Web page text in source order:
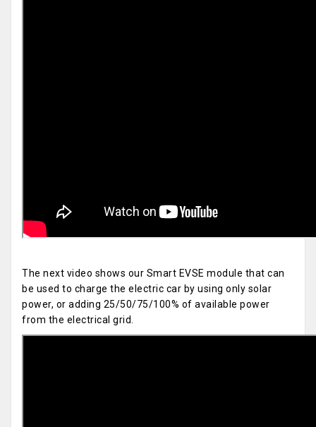
The next video shows our Smart EVSE module that can
be used to charge the electric car by using only solar
power, or adding 25/50/75/100% of available power
from the electrical grid.